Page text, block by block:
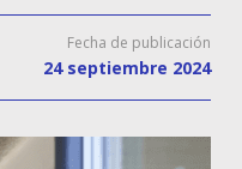
Fecha de publicación
24 septiembre 2024